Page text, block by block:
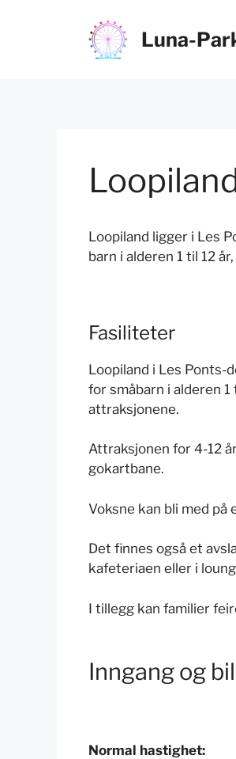
Luna-
Loopiland ligger i Les
barn i alderen 1 til 12
Fasiliteter
Loopiland i Les Ponts-
for småbarn i alderen
attraksjonene.
Attraksjonen for 4-12
gokartbane.
Voksne kan bli med
Det finnes også et
kafeteriaen eller i
I tillegg kan familier
Inngang og
Normal hastighet: